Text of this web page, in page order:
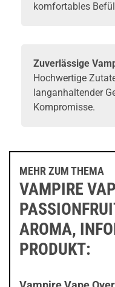
komfortables
Zuverlässige
Hochwertige
langanhaltender
Kompromisse.
MEHR ZUM THEMA
VAMPIRE
AROMA,
PRODUKT: